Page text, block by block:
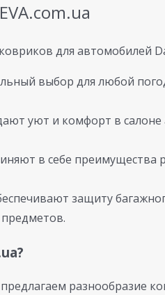
для автомобилей
выбор для любой
уют и комфорт в
в себе преимущества
защиту
разнообразие